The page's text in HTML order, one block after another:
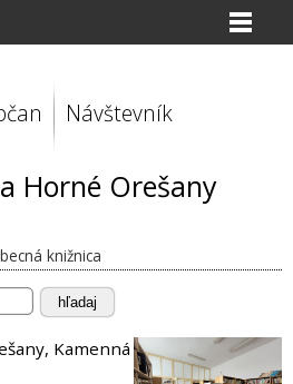
Návštevník
Horné Orešany
knižnica
hľadaj
Kamenná